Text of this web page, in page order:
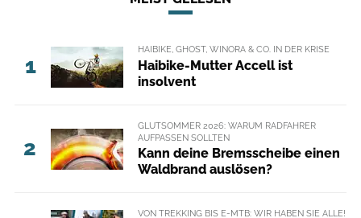
1
HAIBIKE, GHOST, WINORA & CO. IN DER KRISE
Haibike-Mutter Accell ist
insolvent
2
GLUTSOMMER 2026: WARUM RADFAHRER
AUFPASSEN SOLLTEN
Kann deine Bremsscheibe einen
Waldbrand auslösen?
VON TREKKING BIS E-MTB: WIR HABEN SIE ALLE!